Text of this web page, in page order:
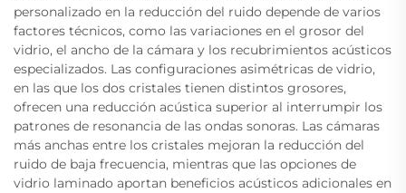
personalizado en la reducción del ruido depende de varios
factores técnicos, como las variaciones en el grosor del
vidrio, el ancho de la cámara y los recubrimientos acústicos
especializados. Las configuraciones asimétricas de vidrio,
en las que los dos cristales tienen distintos grosores,
ofrecen una reducción acústica superior al interrumpir los
patrones de resonancia de las ondas sonoras. Las cámaras
más anchas entre los cristales mejoran la reducción del
ruido de baja frecuencia, mientras que las opciones de
vidrio laminado aportan beneficios acústicos adicionales en